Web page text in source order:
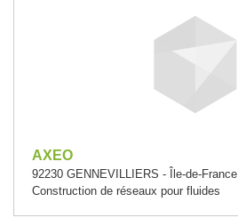
AXEO
92230 GENNEVILLIERS - Île-de-France
Construction de réseaux pour fluides